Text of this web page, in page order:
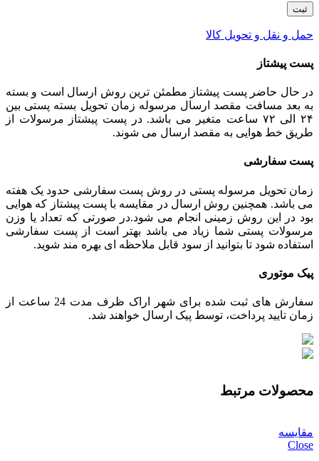
حمل و نقل و تحویل کالا
پست پیشتاز
در حال حاضر پست پیشتاز مطمئن ترین روش ارسال است و بسته
به بعد مسافت مقصد ارسال مرسوله زمان تحویل بسته پستی بین
۲۴ الی ۷۲ ساعت متغیر می باشد. در پست پیشتاز مرسولات از
طریق خط هوایی به مقصد ارسال می شوند.
پست سفارشی
زمان تحویل مرسوله پستی در روش پست سفارشی حدود یک هفته
می باشد. همچنین روش ارسال در مقایسه با پست پیشتاز که هوایی
بود در این روش زمینی انجام می شود.در صورتی که تعداد یا وزن
مرسولات پستی شما زیاد می باشد بهتر است از پست سفارشی
استفاده شود تا بتوانید از سود قابل ملاحظه ای بهره مند شوید.
پیک موتوری
سفارش های ثبت شده برای شهر اراک ظرف مدت 24 ساعت از
زمان تایید پرداخت، توسط پیک ارسال خواهند شد.
محصولات مرتبط
مقایسه
Close